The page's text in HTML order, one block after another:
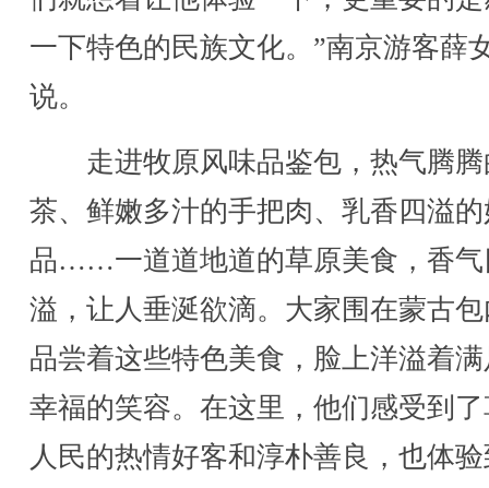
一下特色的民族文化。”南京游客薛
说。
走进牧原风味品鉴包，热气腾腾
茶、鲜嫩多汁的手把肉、乳香四溢
品……一道道地道的草原美食，香气
溢，让人垂涎欲滴。大家围在蒙古
品尝着这些特色美食，脸上洋溢着
幸福的笑容。在这里，他们感受到
人民的热情好客和淳朴善良，也体